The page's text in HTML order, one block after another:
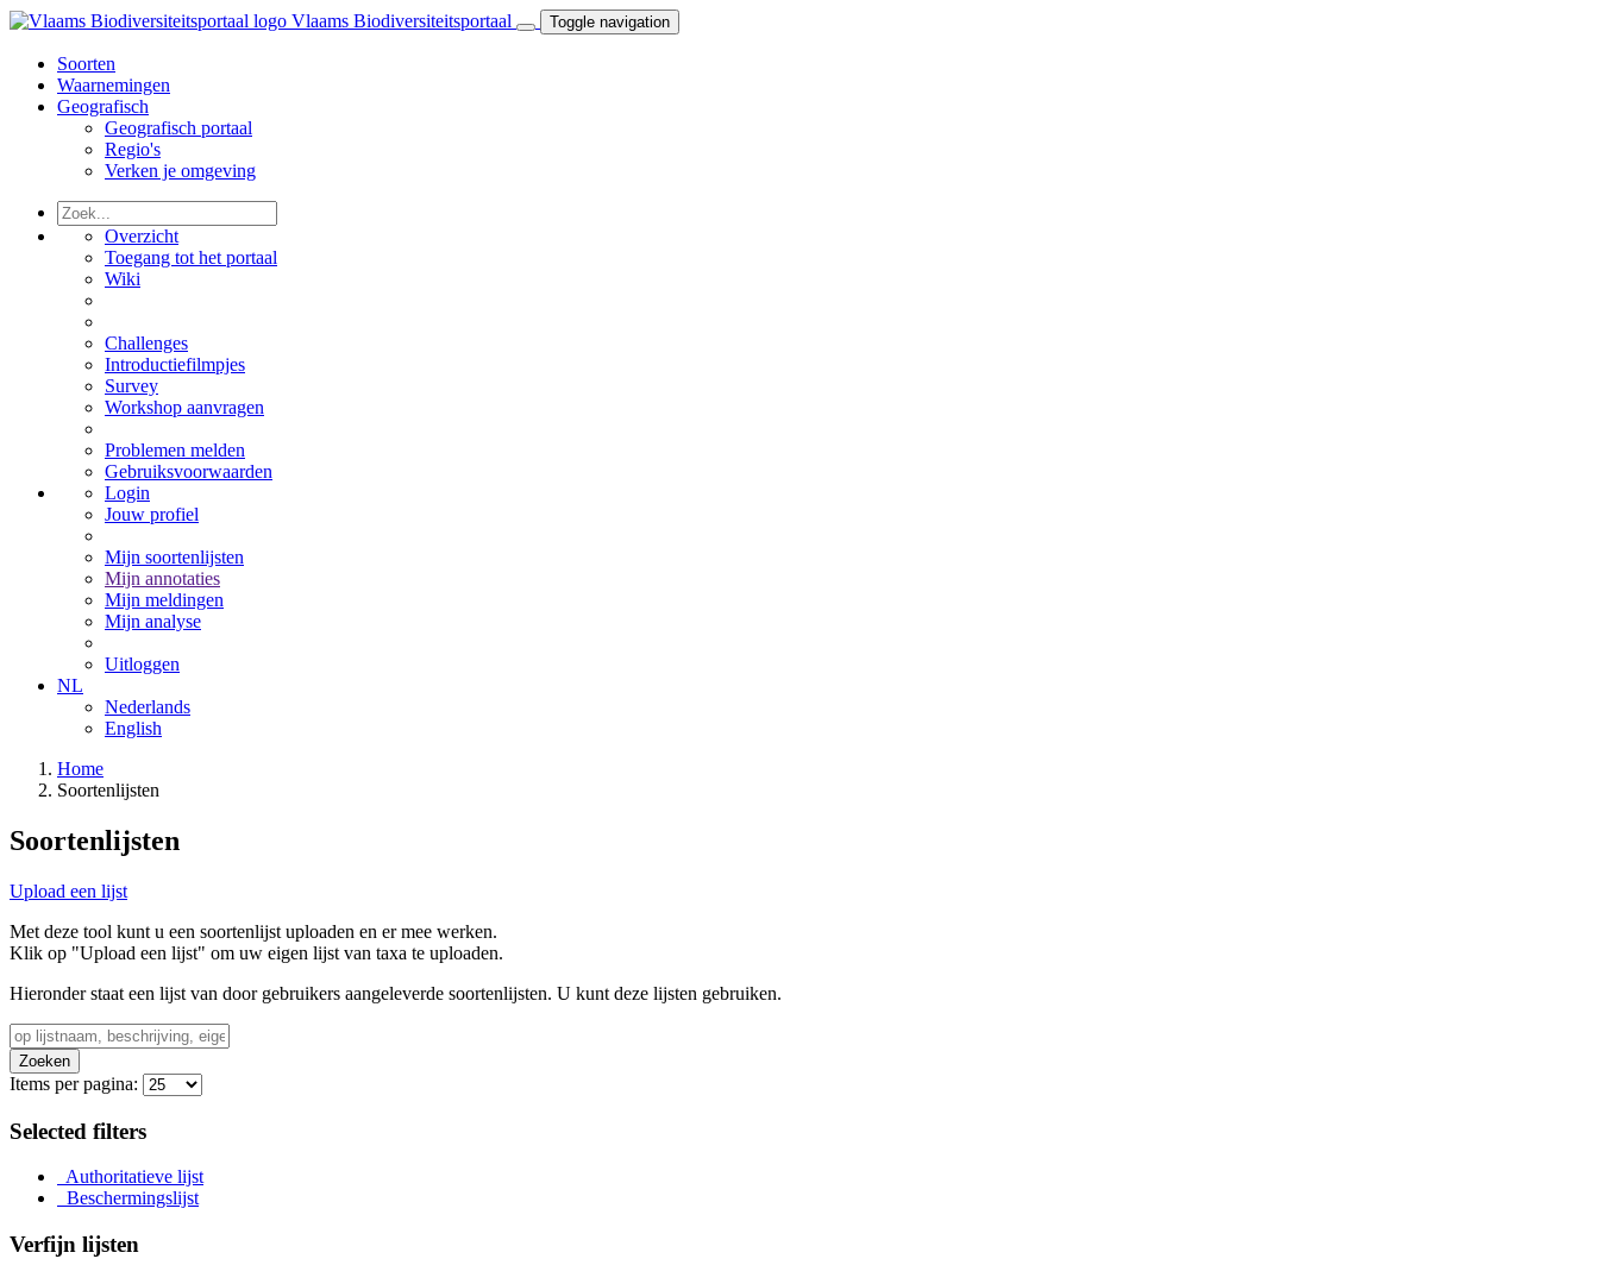
Vlaams Biodiversiteitsportaal Toggle navigation
Soorten
Waarnemingen
Geografisch
Geografisch portaal
Regio's
Verken je omgeving
Overzicht
Toegang tot het portaal
Wiki
Challenges
Introductiefilmpjes
Survey
Workshop aanvragen
Problemen melden
Gebruiksvoorwaarden
Login
Jouw profiel
Mijn soortenlijsten
Mijn annotaties
Mijn meldingen
Mijn analyse
Uitloggen
NL
Nederlands
English
Home
Soortenlijsten
Soortenlijsten
Upload een lijst
Met deze tool kunt u een soortenlijst uploaden en er mee werken.
Klik op "Upload een lijst" om uw eigen lijst van taxa te uploaden.
Hieronder staat een lijst van door gebruikers aangeleverde soortenlijsten. U kunt deze lijsten gebruiken.
Zoeken
Items per pagina:
Selected filters
Authoritatieve lijst
Beschermingslijst
Verfijn lijsten